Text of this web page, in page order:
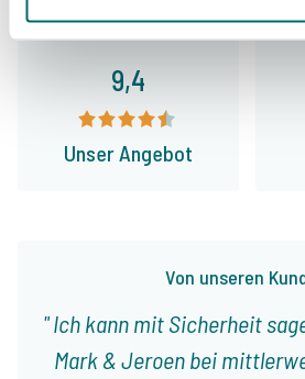
Von unseren
Ich kann mit Sicherheit
Mark & Jeroen bei
9,4
Unser Angebot